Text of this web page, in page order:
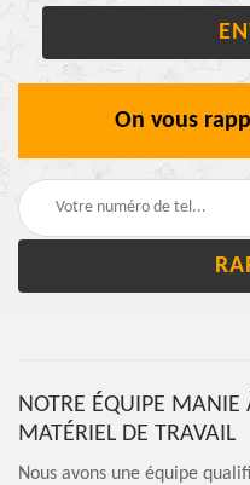
On vous
NOTRE ÉQUIPE MANIE
MATÉRIEL DE TRAVAIL
Nous avons une équipe